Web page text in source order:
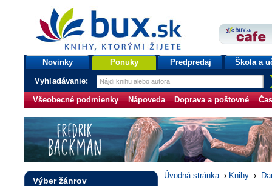
bux.sk
knihy, ktorými žijete
Úvodná stránka
Novinky Ponuky Predpredaj Škola a
Vyhľadávanie:
Všeobecné podmienky Nápoveda Doprava a poštovné
Úvodná stránka › Knihy ›
Výber žánrov